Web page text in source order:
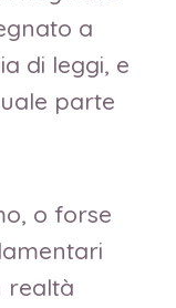
a
di leggi, e
parte
o forse
realtà